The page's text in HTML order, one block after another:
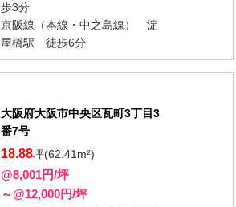
歩3分
京阪線（本線・中之島線） 淀
屋橋駅 徒歩6分
大阪府大阪市中央区瓦町3丁目3
番7号
18.88坪(62.41m²)
@8,001円/坪
～@12,000円/坪